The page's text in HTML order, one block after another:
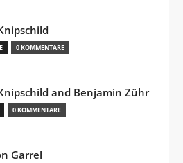
0 KOMMENTARE
and Benjamin Zühr
0 KOMMENTARE
Garrel